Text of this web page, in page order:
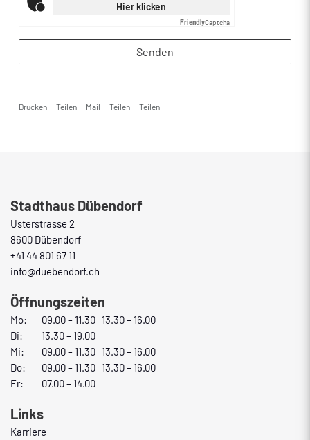
Hier klicken
FriendlyCaptcha
Senden
Drucken Teilen Mail Teilen Teilen
Stadthaus Dübendorf
Usterstrasse 2
8600 Dübendorf
+41 44 801 67 11
info@duebendorf.ch
Öffnungszeiten
Mo:
09.00 – 11.30 13.30 – 16.00
Di:
13.30 – 19.00
Mi:
09.00 – 11.30 13.30 – 16.00
Do:
09.00 – 11.30 13.30 – 16.00
Fr:
07.00 – 14.00
Links
Karriere